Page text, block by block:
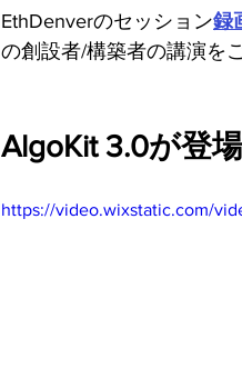
EthDenverのセッション録
の創設者/構築者の講演を
AlgoKit 3.0が登場
https://video.wixstatic.com/